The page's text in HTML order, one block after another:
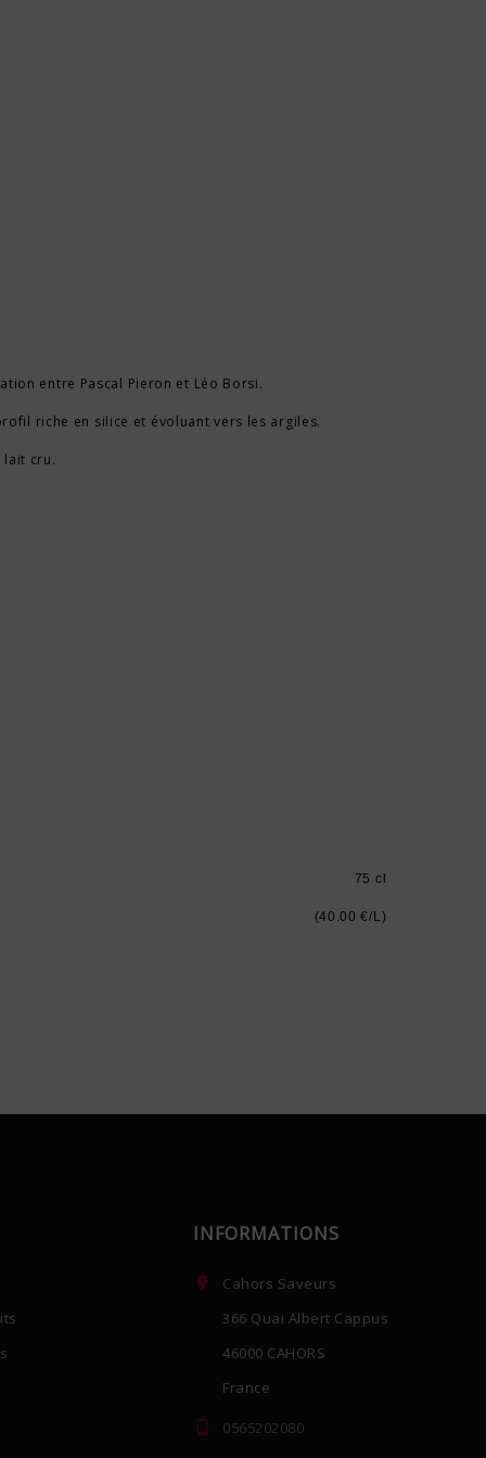
entre Pascal Pieron et Léo Borsi.
riche en silice et évoluant vers les argiles.
lait cru.
75 cl
(40.00 €/L)
INFORMATIONS

Cahors Saveurs
366 Quai Albert Cappus
46000 CAHORS
France
 0565202080